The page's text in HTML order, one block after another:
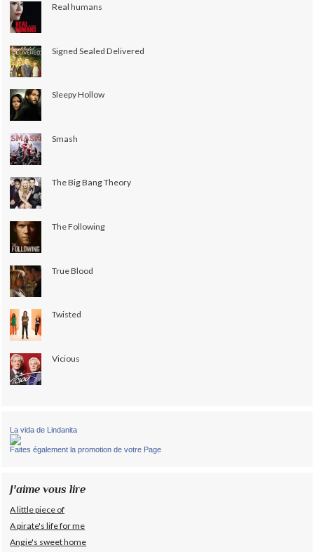
Real humans
Signed Sealed Delivered
Sleepy Hollow
Smash
The Big Bang Theory
The Following
True Blood
Twisted
Vicious
La vida de Lindanita
Faites également la promotion de votre Page
J'aime vous lire
A little piece of
A pirate's life for me
Angie's sweet home